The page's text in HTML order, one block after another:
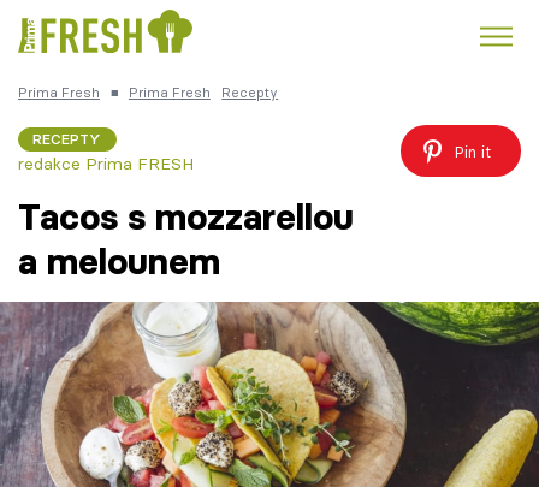
Česká kuchyně Čokoláda
Témata
Recepty
Články
Prima Fresh ■ Prima Fresh Recepty
RECEPTY
redakce Prima FRESH
Pin it
Tacos s mozzarellou
a melounem